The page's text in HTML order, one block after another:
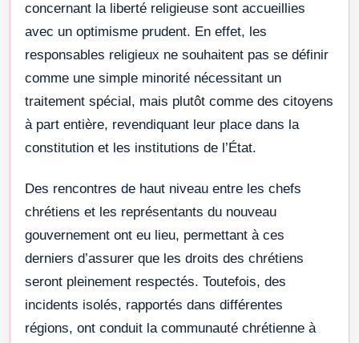
concernant la liberté religieuse sont accueillies
avec un optimisme prudent. En effet, les
responsables religieux ne souhaitent pas se définir
comme une simple minorité nécessitant un
traitement spécial, mais plutôt comme des citoyens
à part entière, revendiquant leur place dans la
constitution et les institutions de l’État.
Des rencontres de haut niveau entre les chefs
chrétiens et les représentants du nouveau
gouvernement ont eu lieu, permettant à ces
derniers d’assurer que les droits des chrétiens
seront pleinement respectés. Toutefois, des
incidents isolés, rapportés dans différentes
régions, ont conduit la communauté chrétienne à